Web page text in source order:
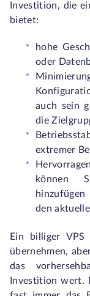
Investition, die
bietet:
hohe
oder
auch sein
die
extremer
können
den
Ein billiger
übernehmen,
das
Investition wert.